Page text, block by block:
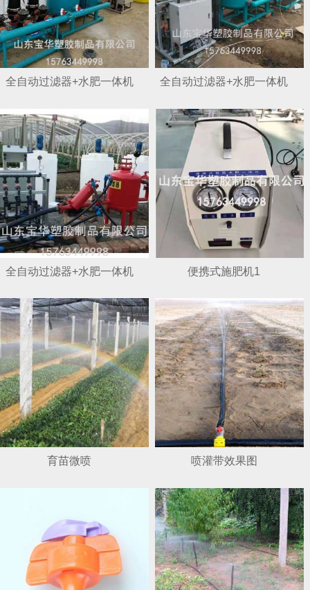
全自动过滤器+水肥一体机 全自动过滤器+水肥一体机
全自动过滤器+水肥一体机 便携式施肥机1
育苗微喷 喷灌带效果图